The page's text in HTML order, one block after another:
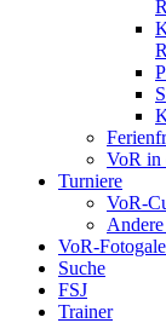
VoR in
Turniere
VoR-
VoR-
Suche
FSJ
Trainer